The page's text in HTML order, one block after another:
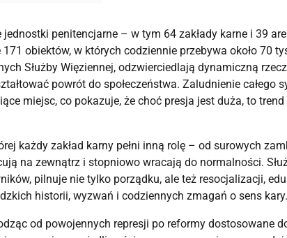
penitencjarne – w tym 64 zakłady karne i 39
obiektów, w których codziennie przebywa około 70
Służby Więziennej, odzwierciedlają dynamiczną
powrót do społeczeństwa. Zaludnienie całego
miejsc, co pokazuje, że choć presja jest duża, to
każdy zakład karny pełni inną rolę – od surowych
na zewnątrz i stopniowo wracają do normalności.
pilnuje nie tylko porządku, ale też resocjalizacji,
historii, wyzwań i codziennych zmagań o sens kary.
od powojennych represji po reformy dostosowane